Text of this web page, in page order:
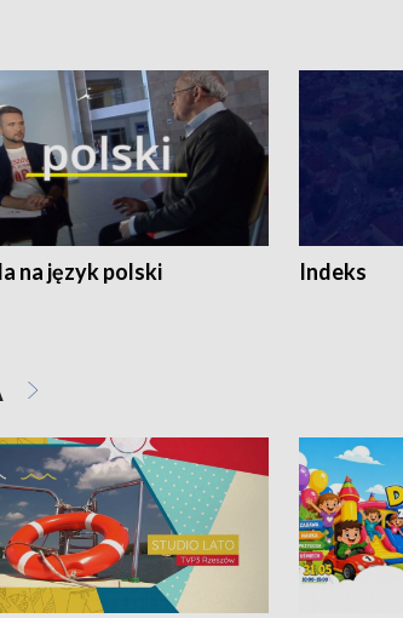
na język polski Indeks